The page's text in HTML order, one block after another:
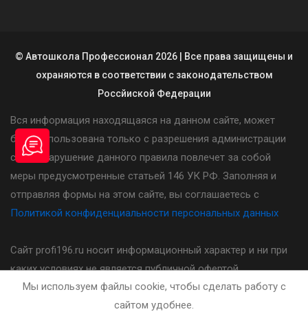
© Автошкола Профессионал 2026 | Все права защищены и
охраняются в соответствии с законодательством
Россйиской Федерации
Вся информация находящаяся на данном сайте, может
быть использована только с разрешения администрации
сайта. Нарушение данного правила повлечет за собой
меры предусмотренные статьей 146 УК РФ. Заполняя и
отправляя формы на этом сайте, вы соглашаетесь с
Политикой конфиденциальности персональных данных
Сайт profi196.ru носит информационный характер и ни при
каких условиях не является публичной офертой,
определяемой положениями статьи 437(2) Гражданского
кодекса Российской Федерации. Стоимость, порядок и
Мы используем файлы cookie, чтобы сделать работу с
сайтом удобнее.